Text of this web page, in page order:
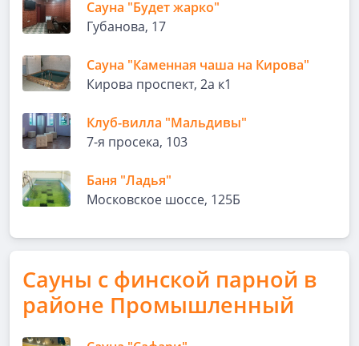
Сауна "Будет жарко"
Губанова, 17
Сауна "Каменная чаша на Кирова"
Кирова проспект, 2а к1
Клуб-вилла "Мальдивы"
7-я просека, 103
Баня "Ладья"
Московское шоссе, 125Б
Сауны с финской парной в
районе Промышленный